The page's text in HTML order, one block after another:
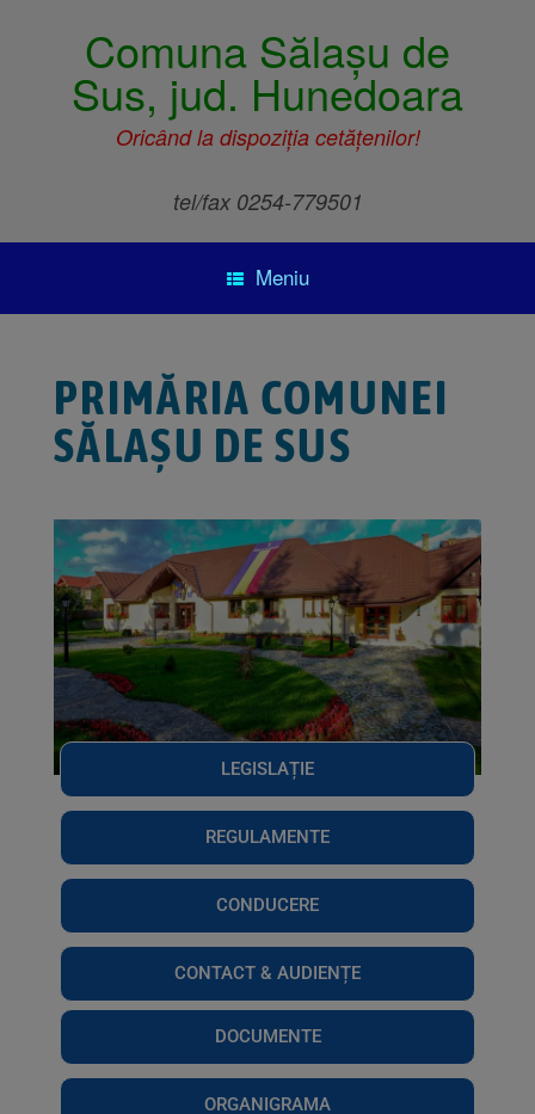
Comuna Sălașu de
Sus, jud. Hunedoara
Oricând la dispoziția cetățenilor!
tel/fax 0254-779501
Meniu
PRIMĂRIA COMUNEI
SĂLAȘU DE SUS
LEGISLAȚIE
REGULAMENTE
CONDUCERE
CONTACT & AUDIENȚE
DOCUMENTE
ORGANIGRAMA